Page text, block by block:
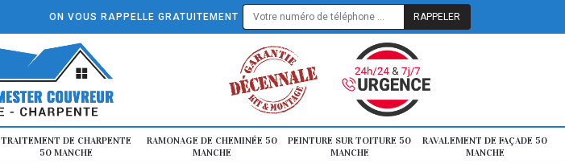
ON VOUS RAPPELLE GRATUITEMENT
TRAITEMENT DE CHARPENTE
50 MANCHE
RAMONAGE DE CHEMINÉE 50
MANCHE
PEINTURE SUR TOITURE 50
MANCHE
RAVALEMENT DE FAÇADE 50
MANCHE